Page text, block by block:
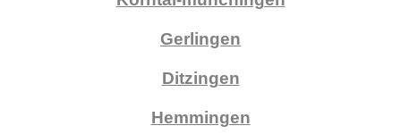
Gerlingen
Ditzingen
Hemmingen